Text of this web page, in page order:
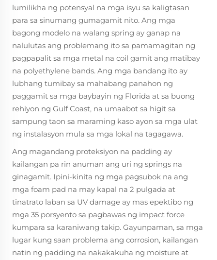
lumilikha ng potensyal na mga isyu sa kaligtasan
para sa sinumang gumagamit nito. Ang mga
bagong modelo na walang spring ay ganap na
nalulutas ang problemang ito sa pamamagitan ng
pagpapalit sa mga metal na coil gamit ang matibay
na polyethylene bands. Ang mga bandang ito ay
lubhang tumibay sa mahabang panahon ng
paggamit sa mga baybayin ng Florida at sa buong
rehiyon ng Gulf Coast, na umaabot sa higit sa
sampung taon sa maraming kaso ayon sa mga ulat
ng instalasyon mula sa mga lokal na tagagawa.
Ang magandang proteksiyon na padding ay
kailangan pa rin anuman ang uri ng springs na
ginagamit. Ipini-kinita ng mga pagsubok na ang
mga foam pad na may kapal na 2 pulgada at
tinatrato laban sa UV damage ay mas epektibo ng
mga 35 porsyento sa pagbawas ng impact force
kumpara sa karaniwang takip. Gayunpaman, sa mga
lugar kung saan problema ang corrosion, kailangan
natin ng padding na nakakakuha ng moisture at